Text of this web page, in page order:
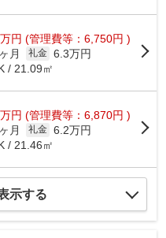
万円 (管理費等：6,750円 )
月 礼金 6.3万円
/ 21.09㎡
万円 (管理費等：6,870円 )
月 礼金 6.2万円
/ 21.46㎡
示する